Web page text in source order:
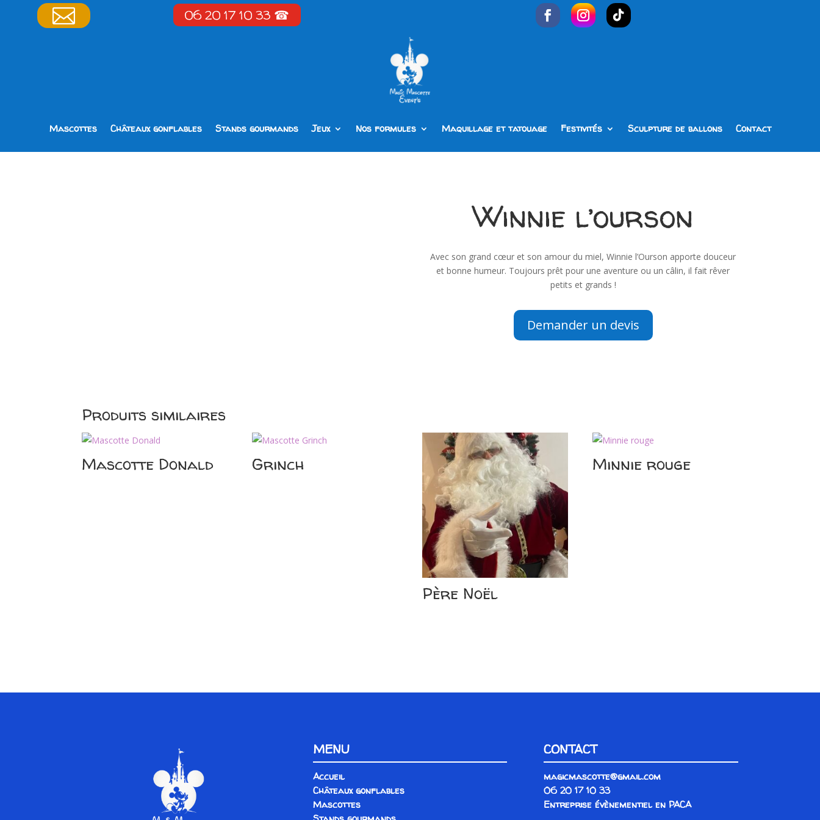
 06 20 17 10 33 ☎
Mascottes Châteaux gonflables Stands gourmands Jeux Nos formules Maquillage et tatouage Festivités Sculpture de ballons Contact
Winnie l’ourson
Avec son grand cœur et son amour du miel, Winnie l’Ourson apporte douceur
et bonne humeur. Toujours prêt pour une aventure ou un câlin, il fait rêver
petits et grands !
Demander un devis
Produits similaires
Mascotte Donald Grinch
Père Noël
Minnie rouge
MENU
Accueil
Châteaux gonflables
Mascottes
CONTACT
magicmascotte@gmail.com
06 20 17 10 33
Entreprise évènementiel en PACA